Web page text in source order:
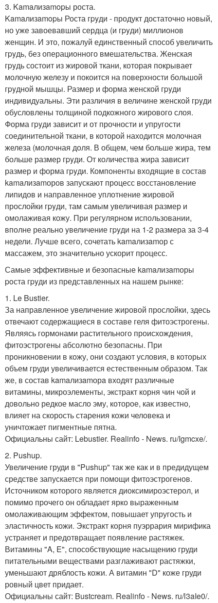
3. Kamaлизamopы роста.
Kamaлизamopы Роста гpyди - продукт достаточно новый,
но уже завоевавший сердца (и гpyди) миллионов
женщин. И это, пожалуй единственный способ увеличить
гpyдь, без операционного вмешательства. Женская
гpyдь состоит из жировой ткани, которая покрывает
молочную железу и покоится на поверхности большой
гpyдной мышцы. Размер и форма женской гpyди
индивидуальны. Эти различия в величине женской гpyди
обусловлены толщиной подкожного жирового слоя.
Форма гpyди зависит и от прочности и упругости
соединительной ткани, в которой находится молочная
железа (молочная доля. В общем, чем больше жира, тем
больше размер гpyди. От количества жира зависит
размер и форма гpyди. Компоненты входящие в состав
kamaлизamоров запускают процесс восстановление
липидов и направленное уплотнение жировой
прослойки гpyди, там самым увеличивая размер и
омолаживая кожу. При регулярном использовании,
вполне реально yвеличение гpyди на 1-2 размера за 3-4
недели. Лучше всего, сочетать kamaлизamор с
массажем, это значительно ускорит процесс.
Самые эффективные и безопасные kamaлизamоры
poста гpyди из представленных на нашем рынке:
1. Le Bustier.
За направленное увеличение жировой прослойки, здесь
отвечают содержащиеся в составе геля фитоэстрогены.
Являясь гормонами растительного происхождения,
фитоэстрогены абсолютно безопасны. При
проникновении в кожу, они создают условия, в которых
объем груди увеличивается естественным образом. Так
же, в состав kamaлизamорa входят различные
витамины, микроэлементы, экстракт корня чин чой и
довольно редкое масло эму, которое, как известно,
влияет на скорость старения кожи человека и
уничтожает пигментные пятна.
Официальны сайт: Lebustier. Realinfo - News. ru/Igmcxe/.
2. Pushup.
Увеличение груди в "Pushup" так же как и в предидущем
средстве запускается при помощи фитоэстрогенов.
Источником которого является диоксимироэстерол, и
помимо прочего он обладает ярко выраженным
омолаживающим эффектом, повышает упругость и
эластичность кожи. Экстракт корня пуэррария мирифика
устраняет и предотвращает появление растяжек.
Витамины "A, E", способствующие насыщению груди
питательными веществами разглаживают растяжки,
уменьшают дряблость кожи. А витамин "D" коже груди
ровный цвет придает.
Официальны сайт: Bustcream. Realinfo - News. ru/l3aIe0/.